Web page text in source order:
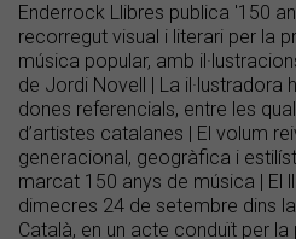
Enderrock Llibres publica '150
recorregut visual i literari per la
música popular, amb
de Jordi Novell | La
dones referencials, entre les
d’artistes catalanes | El volum
generacional, geogràfica i
marcat 150 anys de música | El
dimecres 24 de setembre dins
Català, en un acte conduït per